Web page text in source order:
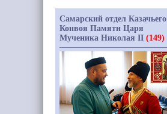
Самарский отдел Казачьего
Конвоя Памяти Царя
Мученика Николая II (149)